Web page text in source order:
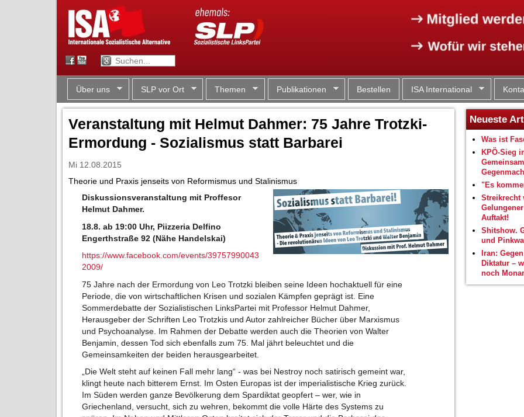
Über uns SLP vor Ort Themen Publikationen Bestellen ISA International
Veranstaltung mit Helmut Dahmer: 75 Jahre Trotzki-
Ermordung - Sozialismus statt Barbarei
Mi 12.08.2015
Theorie und Praxis jenseits von Reformismus und Stalinismus
Diskussionsveranstaltung mit Proffesor
Helmut Dahmer.
18.8. ab 19:00 Uhr, Piizzeria Delfino
Engerthstraße 92 (Nähe Handelskai)
https://www.facebook.com/events/39757990043
2009/
75 Jahre nach der Ermordung von Leo Trotzki bleiben seine Ideen hochaktuell für eine
Periode, die von wirtschaftlichen Krisen und sozialen Kämpfen geprägt ist. Eine
Sommerdebatte der Sozialistischen LinksPartei mit Professor Helmut Dahmer,
Herausgeber der Schriften Leo Trotzkis und Autor zahlreicher Bücher über Marxismus
und Psychoanalyse. Im Rahmen der Debatte werden auch die Theorien von Walter
Benjamin, dessen Tod sich ebenfalls zum 75. Mal jährt beleuchtet und die
Gemeinsamkeiten der beiden herausgearbeitet.
„Die Welt steht auf keinen Fall mehr lang“ - was bei Nestroy noch satirisch gemeint war,
klingt heute nach bitterem Ernst. Im Osten Europas ist der imperialistische Krieg zurück.
Im Süden werden ganze Bevölkerung dem Spardiktat geopfert – wer, wie in
Griechenland, versucht, sich zu wehren, bekommt die volle Härte des Systems zu
Neueste
Was ist
KPÖ-Sieg
"Es
Streikrecht
Auftakt!
Shitshow.
und
Iran:
Diktatur –
noch